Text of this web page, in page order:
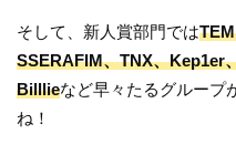
そして、新人賞部門では
SSERAFIM、TNX、Kep1er
Billlieなど早々たるグループ
ね！